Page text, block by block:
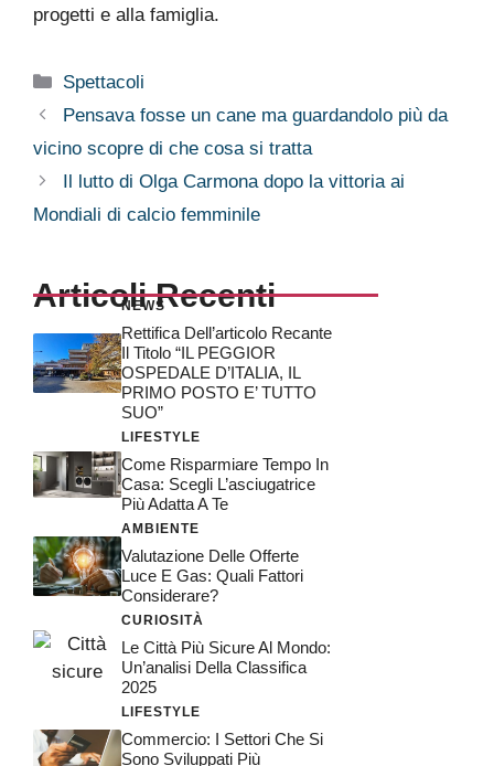
progetti e alla famiglia.
Categorie
Spettacoli
Pensava fosse un cane ma guardandolo più da
vicino scopre di che cosa si tratta
Il lutto di Olga Carmona dopo la vittoria ai
Mondiali di calcio femminile
Articoli Recenti
NEWS
Rettifica Dell’articolo Recante
Il Titolo “IL PEGGIOR
OSPEDALE D’ITALIA, IL
PRIMO POSTO E’ TUTTO
SUO”
LIFESTYLE
Come Risparmiare Tempo In
Casa: Scegli L’asciugatrice
Più Adatta A Te
AMBIENTE
Valutazione Delle Offerte
Luce E Gas: Quali Fattori
Considerare?
CURIOSITÀ
Le Città Più Sicure Al Mondo:
Un’analisi Della Classifica
2025
LIFESTYLE
Commercio: I Settori Che Si
Sono Sviluppati Più